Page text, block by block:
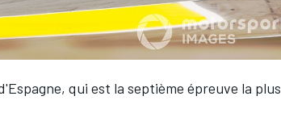
qui est la septième épreuve la plus